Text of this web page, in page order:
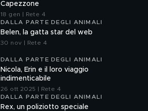
Capezzone
18 gen | Rete 4
DALLA PARTE DEGLI ANIMALI
Belen, la gatta star del web
30 nov | Rete 4
DALLA PARTE DEGLI ANIMALI
Nicola, Erin e il loro viaggio
indimenticabile
26 ott 2025 | Rete 4
DALLA PARTE DEGLI ANIMALI
Rex, un poliziotto speciale